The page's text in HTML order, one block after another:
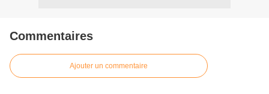
Commentaires
Ajouter un commentaire